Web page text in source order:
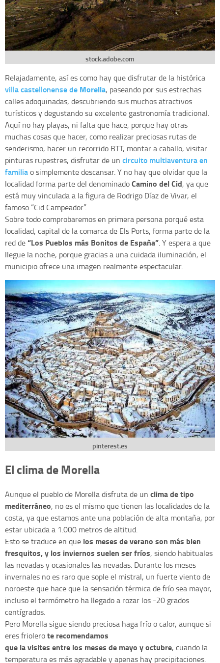
stock.adobe.com
Relajadamente, así es como hay que disfrutar de la histórica
villa castellonense de Morella, paseando por sus estrechas
calles adoquinadas, descubriendo sus muchos atractivos
turísticos y degustando su excelente gastronomía tradicional.
Aquí no hay playas, ni falta que hace, porque hay otras
muchas cosas que hacer, como realizar preciosas rutas de
senderismo, hacer un recorrido BTT, montar a caballo, visitar
pinturas rupestres, disfrutar de un circuito multiaventura en
familiao simplemente descansar. Y no hay que olvidar que la
localidad forma parte del denominadoCamino del Cid, ya que
está muy vinculada a la figura de Rodrigo Díaz de Vivar, el
famoso “Cid Campeador”.
Sobre todo comprobaremos en primera persona porqué esta
localidad, capital de la comarca de Els Ports, forma parte de la
red de“Los Pueblos más Bonitos de España”. Y espera a que
llegue la noche, porque gracias a una cuidada iluminación, el
municipio ofrece una imagen realmente espectacular.
pinterest.es
El clima de Morella
Aunque el pueblo de Morella disfruta de un clima de tipo
mediterráneo, no es el mismo que tienen las localidades de la
costa, ya que estamos ante una población de alta montaña, por
estar ubicada a 1.000 metros de altitud.
Esto se traduce en que los meses de verano son más bien
fresquitos, y los inviernos suelen ser fríos, siendo habituales
las nevadas y ocasionales las nevadas. Durante los meses
invernales no es raro que sople el mistral, un fuerte viento de
noroeste que hace que la sensación térmica de frío sea mayor,
incluso el termómetro ha llegado a rozar los -20 grados
centígrados.
Pero Morella sigue siendo preciosa haga frío o calor, aunque si
eres friolerote recomendamos
que la visites entre los meses de mayo y octubre, cuando la
temperatura es más agradable y apenas hay precipitaciones.